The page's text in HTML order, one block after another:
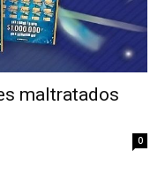
maltratados
0